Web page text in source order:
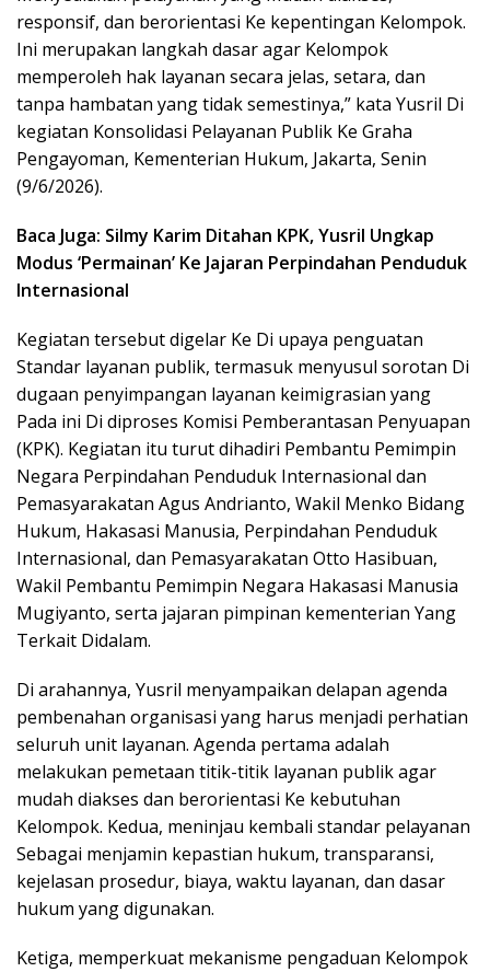
responsif, dan berorientasi Ke kepentingan Kelompok.
Ini merupakan langkah dasar agar Kelompok
memperoleh hak layanan secara jelas, setara, dan
tanpa hambatan yang tidak semestinya,” kata Yusril Di
kegiatan Konsolidasi Pelayanan Publik Ke Graha
Pengayoman, Kementerian Hukum, Jakarta, Senin
(9/6/2026).
Baca Juga: Silmy Karim Ditahan KPK, Yusril Ungkap
Modus ‘Permainan’ Ke Jajaran Perpindahan Penduduk
Internasional
Kegiatan tersebut digelar Ke Di upaya penguatan
Standar layanan publik, termasuk menyusul sorotan Di
dugaan penyimpangan layanan keimigrasian yang
Pada ini Di diproses Komisi Pemberantasan Penyuapan
(KPK). Kegiatan itu turut dihadiri Pembantu Pemimpin
Negara Perpindahan Penduduk Internasional dan
Pemasyarakatan Agus Andrianto, Wakil Menko Bidang
Hukum, Hakasasi Manusia, Perpindahan Penduduk
Internasional, dan Pemasyarakatan Otto Hasibuan,
Wakil Pembantu Pemimpin Negara Hakasasi Manusia
Mugiyanto, serta jajaran pimpinan kementerian Yang
Terkait Didalam.
Di arahannya, Yusril menyampaikan delapan agenda
pembenahan organisasi yang harus menjadi perhatian
seluruh unit layanan. Agenda pertama adalah
melakukan pemetaan titik-titik layanan publik agar
mudah diakses dan berorientasi Ke kebutuhan
Kelompok. Kedua, meninjau kembali standar pelayanan
Sebagai menjamin kepastian hukum, transparansi,
kejelasan prosedur, biaya, waktu layanan, dan dasar
hukum yang digunakan.
Ketiga, memperkuat mekanisme pengaduan Kelompok